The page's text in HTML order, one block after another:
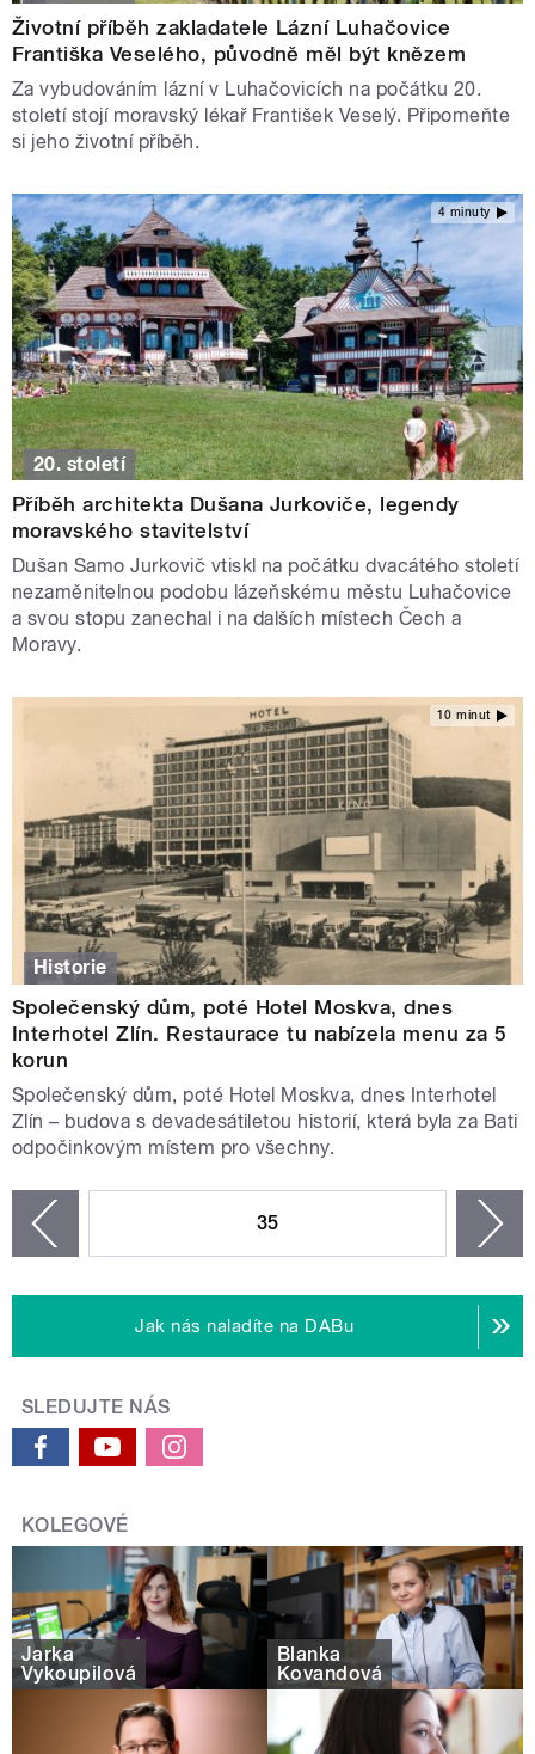
Životní příběh zakladatele Lázní Luhačovice
Františka Veselého, původně měl být knězem
Za vybudováním lázní v Luhačovicích na počátku 20.
století stojí moravský lékař František Veselý. Připomeňte
si jeho životní příběh.
4 minuty
20. století
Příběh architekta Dušana Jurkoviče, legendy
moravského stavitelství
Dušan Samo Jurkovič vtiskl na počátku dvacátého století
nezaměnitelnou podobu lázeňskému městu Luhačovice
a svou stopu zanechal i na dalších místech Čech a
Moravy.
10 minut
Historie
Společenský dům, poté Hotel Moskva, dnes
Interhotel Zlín. Restaurace tu nabízela menu za 5
korun
Společenský dům, poté Hotel Moskva, dnes Interhotel
Zlín – budova s devadesátiletou historií, která byla za Bati
odpočinkovým místem pro všechny.
35
Jak nás naladíte na DABu
SLEDUJTE NÁS
KOLEGOVÉ
Jarka
Vykoupilová
Blanka
Kovandová